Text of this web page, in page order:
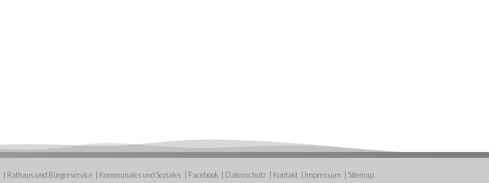
Rathaus und Bürgerservice Kommunales und Soziales Facebook Datenschutz Kontakt Impressum Sitemap